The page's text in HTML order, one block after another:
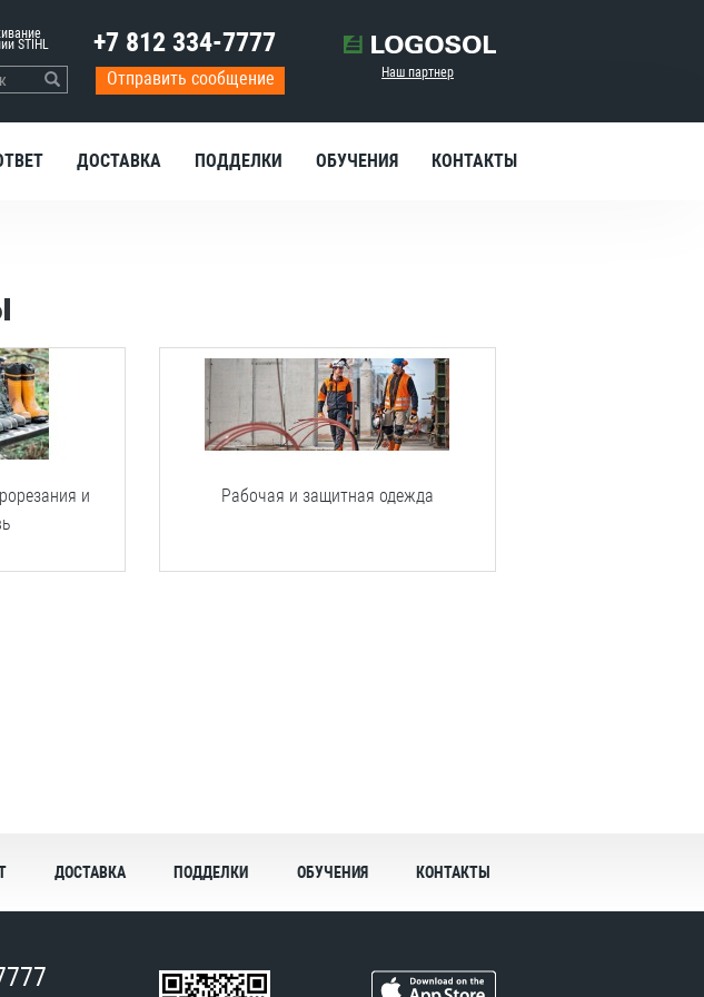
STIHL +7 812 334-7777
Отправить сообщение Наш партнер
ДОСТАВКА ПОДДЕЛКИ ОБУЧЕНИЯ КОНТАКТЫ
и
Рабочая и защитная одежда
ДОСТАВКА ПОДДЕЛКИ ОБУЧЕНИЯ КОНТАКТЫ